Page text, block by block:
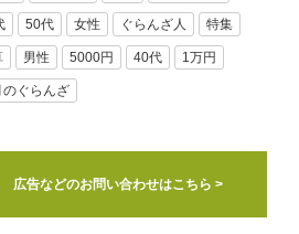
50代 女性 ぐらんざ人 特集
男性 5000円 40代 1万円
のぐらんざ
広告などのお問い合わせはこちら >